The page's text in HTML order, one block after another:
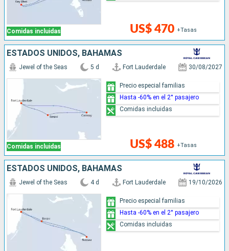
Comidas incluidas US$ 470 +Tasas
ESTADOS UNIDOS, BAHAMAS
Comidas incluidas
Jewel of the Seas 5 d Fort Lauderdale 30/08/2027
US$ 488 +Tasas
Precio especial familias
Hasta -60% en el 2° pasajero
Comidas incluidas
ESTADOS UNIDOS, BAHAMAS
Jewel of the Seas 4 d Fort Lauderdale 19/10/2026
Precio especial familias
Hasta -60% en el 2° pasajero
Comidas incluidas